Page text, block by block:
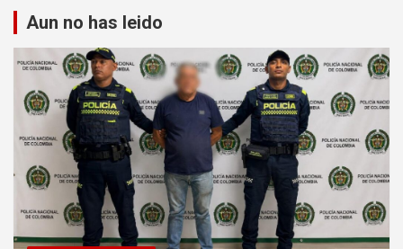
Aun no has leido